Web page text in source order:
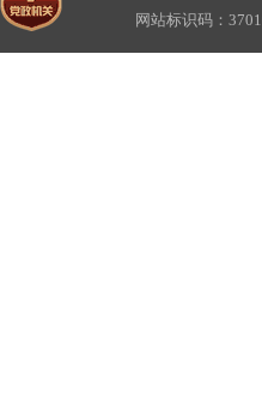
网站标识码：